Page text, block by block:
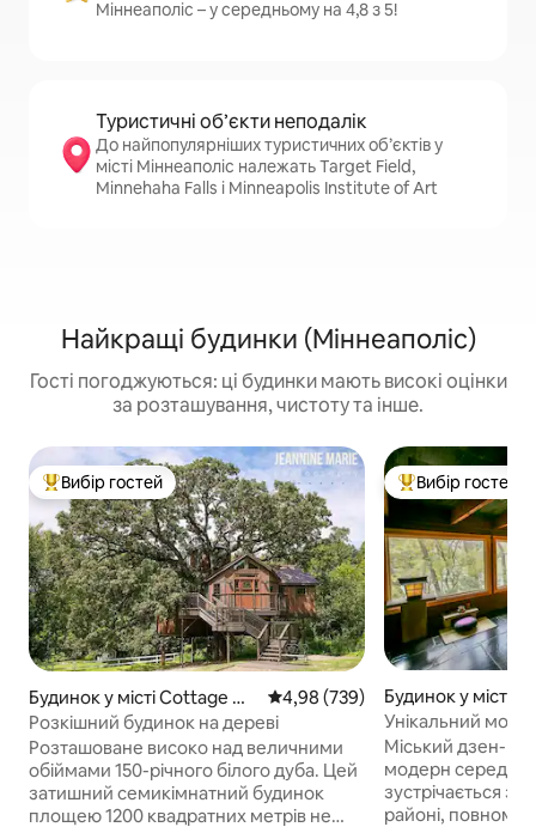
Міннеаполіс – у середньому на 4,8 з 5!
Туристичні об’єкти неподалік
До найпопулярніших туристичних об’єктів у
місті Міннеаполіс належать Target Field,
Minnehaha Falls і Minneapolis Institute of Art
Найкращі будинки (Міннеаполіс)
Гості погоджуються: ці будинки мають високі оцінки
за розташування, чистоту та інше.
Топ вибір гостей
Вибір гостей
Будинок у місті Cottage Gr
ove
Середня оцінка: 4,98 з 5,
4,98 (739)
Розкішний будинок на дереві
Розташоване високо над величними
обіймами 150-річного білого дуба. Цей
затишний семикімнатний будинок
площею 1200 квадратних метрів не
Топ вибір гостей
Вибір гостей
Будинок у місті
Унікальний
у чудовому
Міський дзен-
модерн середини
зустрічається з
районі, повному